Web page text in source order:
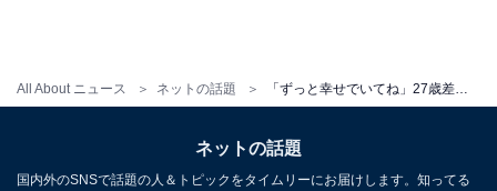
All About ニュース ネットの話題
ネットの話題
国内外のSNSで話題の人＆トピックをタイムリーにお届けします。知ってる